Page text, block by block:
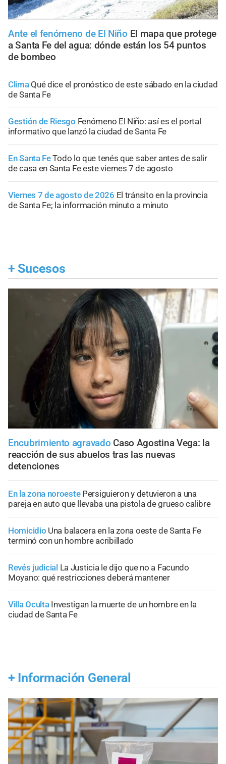
Ante el fenómeno de El Niño El mapa que protege
a Santa Fe del agua: dónde están los 54 puntos
de bombeo
Clima Qué dice el pronóstico de este sábado en la ciudad
de Santa Fe
Gestión de Riesgo Fenómeno El Niño: así es el portal
informativo que lanzó la ciudad de Santa Fe
En Santa FeTodo lo que tenés que saber antes de salir
de casa en Santa Fe este viernes 7 de agosto
Viernes 7 de agosto de 2026 El tránsito en la provincia
de Santa Fe; la información minuto a minuto
+ Sucesos
Encubrimiento agravado Caso Agostina Vega: la
reacción de sus abuelos tras las nuevas
detenciones
En la zona noroeste Persiguieron y detuvieron a una
pareja en auto que llevaba una pistola de grueso calibre
Homicidio Una balacera en la zona oeste de Santa Fe
terminó con un hombre acribillado
Revés judicial La Justicia le dijo que no a Facundo
Moyano: qué restricciones deberá mantener
Villa Oculta Investigan la muerte de un hombre en la
ciudad de Santa Fe
+ Información General